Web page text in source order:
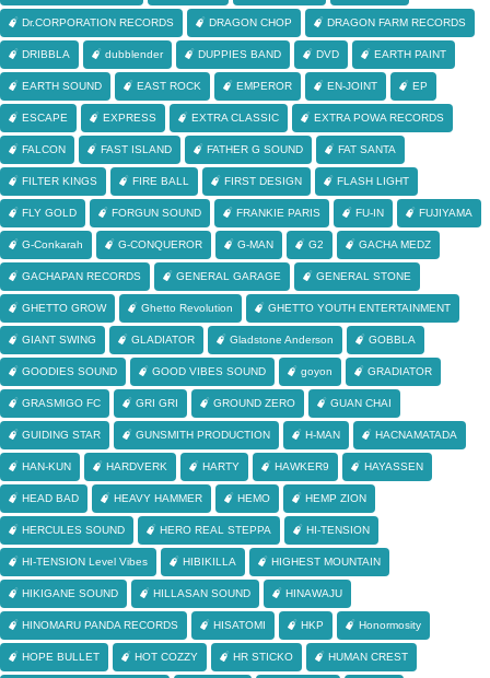
Dr.CORPORATION RECORDS DRAGON CHOP DRAGON FARM RECORDS
DRIBBLA dubblender DUPPIES BAND DVD EARTH PAINT
EARTH SOUND EAST ROCK EMPEROR EN-JOINT EP
ESCAPE EXPRESS EXTRA CLASSIC EXTRA POWA RECORDS
FALCON FAST ISLAND FATHER G SOUND FAT SANTA
FILTER KINGS FIRE BALL FIRST DESIGN FLASH LIGHT
FLY GOLD FORGUN SOUND FRANKIE PARIS FU-IN FUJIYAMA
G-Conkarah G-CONQUEROR G-MAN G2 GACHA MEDZ
GACHAPAN RECORDS GENERAL GARAGE GENERAL STONE
GHETTO GROW Ghetto Revolution GHETTO YOUTH ENTERTAINMENT
GIANT SWING GLADIATOR Gladstone Anderson GOBBLA
GOODIES SOUND GOOD VIBES SOUND goyon GRADIATOR
GRASMIGO FC GRI GRI GROUND ZERO GUAN CHAI
GUIDING STAR GUNSMITH PRODUCTION H-MAN HACNAMATADA
HAN-KUN HARDVERK HARTY HAWKER9 HAYASSEN
HEAD BAD HEAVY HAMMER HEMO HEMP ZION
HERCULES SOUND HERO REAL STEPPA HI-TENSION
HI-TENSION Level Vibes HIBIKILLA HIGHEST MOUNTAIN
HIKIGANE SOUND HILLASAN SOUND HINAWAJU
HINOMARU PANDA RECORDS HISATOMI HKP Honormosity
HOPE BULLET HOT COZZY HR STICKO HUMAN CREST